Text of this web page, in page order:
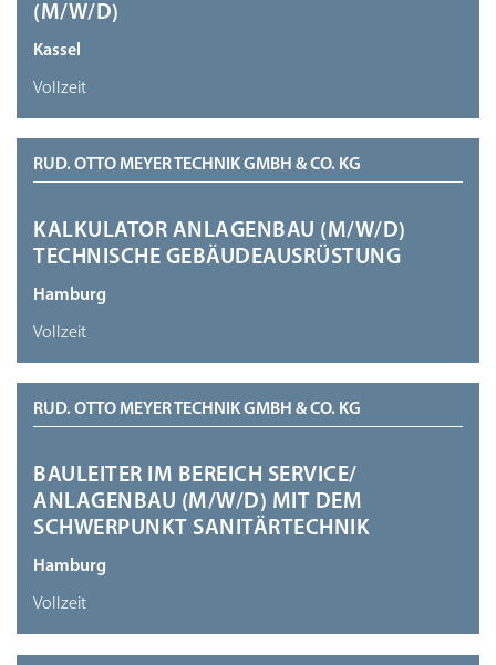
(M/W/D)
Kassel
Vollzeit
RUD. OTTO MEYER TECHNIK GMBH & CO. KG
KALKULATOR ANLAGENBAU (M/W/D)
TECHNISCHE GEBÄUDEAUSRÜSTUNG
Hamburg
Vollzeit
RUD. OTTO MEYER TECHNIK GMBH & CO. KG
BAULEITER IM BEREICH SERVICE/
ANLAGENBAU (M/W/D) MIT DEM
SCHWERPUNKT SANITÄRTECHNIK
Hamburg
Vollzeit